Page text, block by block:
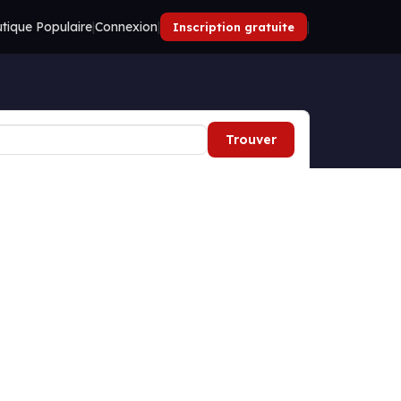
Populaire|Connexion| Inscription gratuite |
Trouver